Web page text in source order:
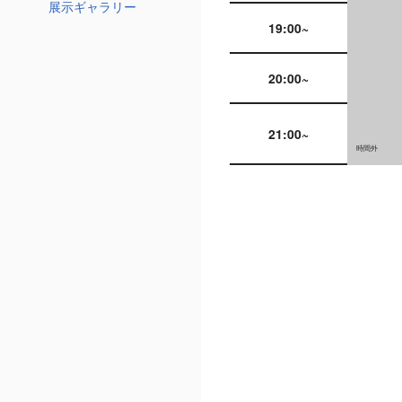
展示ギャラリー
19:00~
20:00~
21:00~
時間外